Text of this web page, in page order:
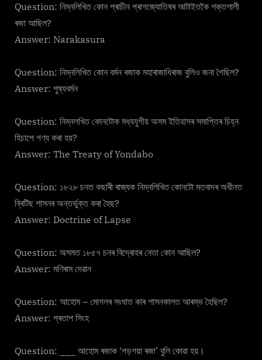
Question: নিম্নলিখিত কোন প্ৰাচীন প্ৰাগজ্যোতিষৰ আটাইতকৈ শক্তশালী
ৰজা আছিল?
Answer: Narakasura
Question: নিম্নলিখিত কোন বৰ্মন ৰজাক মহাৰাজাধিৰাজ বুলিও জনা গৈছিল?
Answer: পুষ্যবৰ্মন
Question: নিম্নলখিত কোনটোক মধ্যযুগীয় অসম ইতিহাসৰ সমাপ্তিৰ চিহ্ন
হিচাপে গণ্য কৰা হয়?
Answer: The Treaty of Yondabo
Question: ১৮২৮ চনত কছাৰী ৰাজ্যক নিম্নলিখিত কোনটো মতবাদৰ অধীনত
ব্ৰিটিছ শাসনৰ অন্তৰ্ভুক্ত কৰা হৈছ?
Answer: Doctrine of Lapse
Question: অসমত ১৮৫৭ চনৰ বিদ্ৰোহৰ নেতা কোন আছিল?
Answer: মণিৰাম দেৱান
Question: আহোম – মোগলৰ সংঘাত কাৰ শাসনকালত আৰম্ভ হৈছিল?
Answer: প্ৰতাপ সিংহ
Question: ___ আহোম ৰজাক ‘গড়গয়া ৰজা’ বুলি কোৱা হয়।